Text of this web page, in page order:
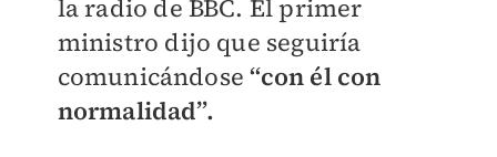
la radio de BBC. El primer
ministro dijo que seguiría
comunicándose“con él con
normalidad”.